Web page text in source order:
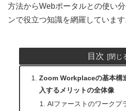
方法からWebポータルとの使い
ンで役立つ知識を網羅しています
目次
Zoom Workplaceの基本構
入するメリットの全体像
AIファーストのワークプ